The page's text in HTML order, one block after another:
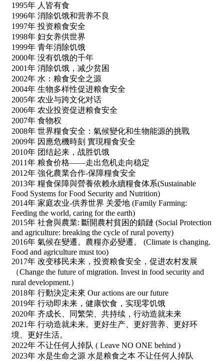
1995年 人皆有食
1996年 消除饥饿和营养不良
1997年 投资粮食安全
1998年 妇女养供世界
1999年 青年消除饥饿
2000年 没有饥饿的千年
2001年 消除饥饿，减少贫困
2002年 水：粮食安全之源
2004年 生物多样性促进粮食安全
2005年 农业与跨文化对话
2006年 农业投资促进粮食安全
2007年 食物权
2008年 世界糧食安全：氣候變化和生物能源的挑戰
2009年 因應危機時刻 實現糧食安全
2010年 团结起来，战胜饥饿
2011年 粮食价格——走出危机走向稳定
2012年 強化農業合作-保障糧食安全
2013年 糧食保障與營養依赖永續糧食体系(Sustainable
Food Systems for Food Security and Nutrition)
2014年 家庭农业-供养世界 关爱地 (Family Farming:
Feeding the world, caring for the earth)
2015年 社會與農業: 斷開農村貧困的鎖鏈 (Social Protection
and agriculture: breaking the cycle of rural poverty)
2016年 氣候在變遷。農糧亦必變遷。 (Climate is changing.
Food and agriculture must too)
2017年 改变移民未来，投资粮食安全，促进农村发展
（Change the future of migration. Invest in food security and
rural development.）
2018年 行動決定未來 Our actions are our future
2019年 行动即未来，健康饮食，实现零饥饿
2020年 齐成长、同繁荣、共持续，行动造就未来
2021年 行动造就未来。更好生产、更好营养、更好环
境、更好生活。
2022年 不让任何人掉队 ( Leave NO ONE behind )
2023年 水是生命之源 水是粮食之本 不让任何人掉队